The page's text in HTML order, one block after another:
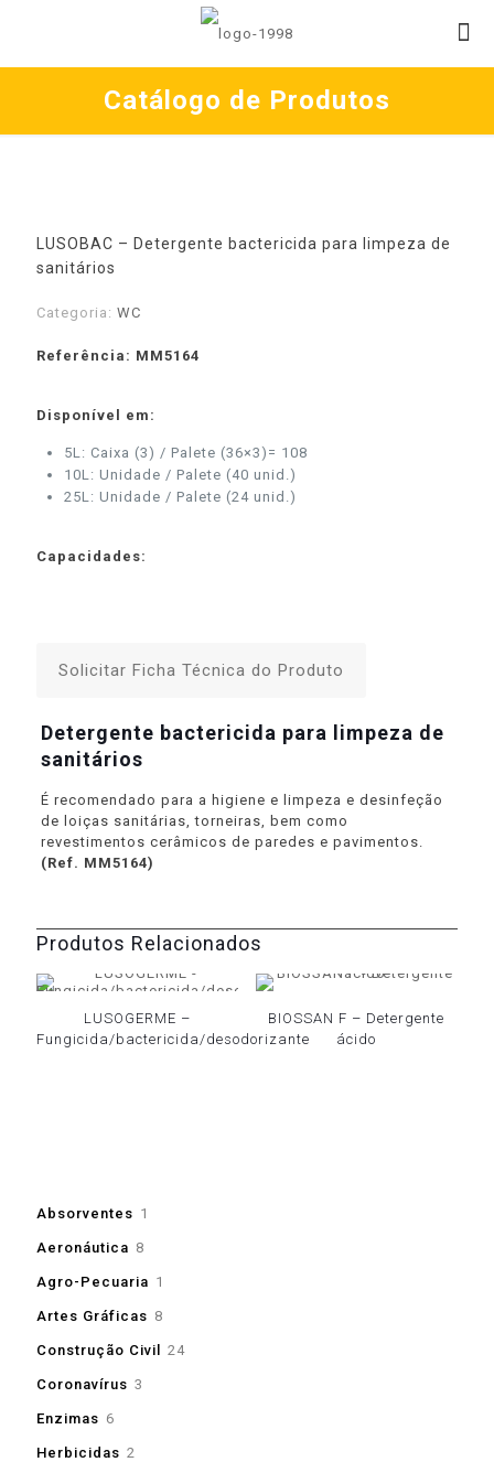
Catálogo de Produtos
LUSOBAC – Detergente bactericida para limpeza de
sanitários
Categoria: WC
Referência: MM5164
Disponível em:
5L: Caixa (3) / Palete (36×3)= 108
10L: Unidade / Palete (40 unid.)
25L: Unidade / Palete (24 unid.)
Capacidades:
Solicitar Ficha Técnica do Produto
Detergente bactericida para limpeza de
sanitários
É recomendado para a higiene e limpeza e desinfeção
de loiças sanitárias, torneiras, bem como
revestimentos cerâmicos de paredes e pavimentos.
(Ref. MM5164)
Produtos Relacionados
LUSOGERME –
Fungicida/bactericida/desodorizante
BIOSSAN F – Detergente
ácido
Absorventes 1
Aeronáutica 8
Agro-Pecuaria 1
Artes Gráficas 8
Construção Civil
2424
Coronavírus 3
Enzimas 6
Herbicidas 2